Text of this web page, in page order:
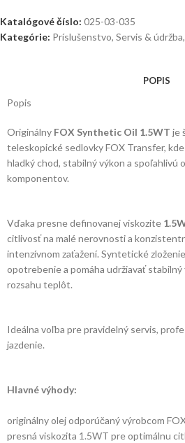
Katalógové číslo: 025-03-035
Kategórie: Príslušenstvo, Servis & údržba,
POPIS
Popis
Originálny FOX Synthetic Oil 1.5WT je
teleskopické sedlovky FOX Transfer,
hladký chod, stabilný výkon a spoľahlivú
komponentov.
Vďaka presne definovanej viskozite
citlivosť na malé nerovnosti a
intenzívnom zaťažení. Syntetické
opotrebenie a pomáha udržiavať
rozsahu teplôt.
Ideálna voľba pre pravidelný servis,
jazdenie.
Hlavné výhody:
originálny olej odporúčaný výrobcom
presná viskozita 1.5WT pre optimálnu